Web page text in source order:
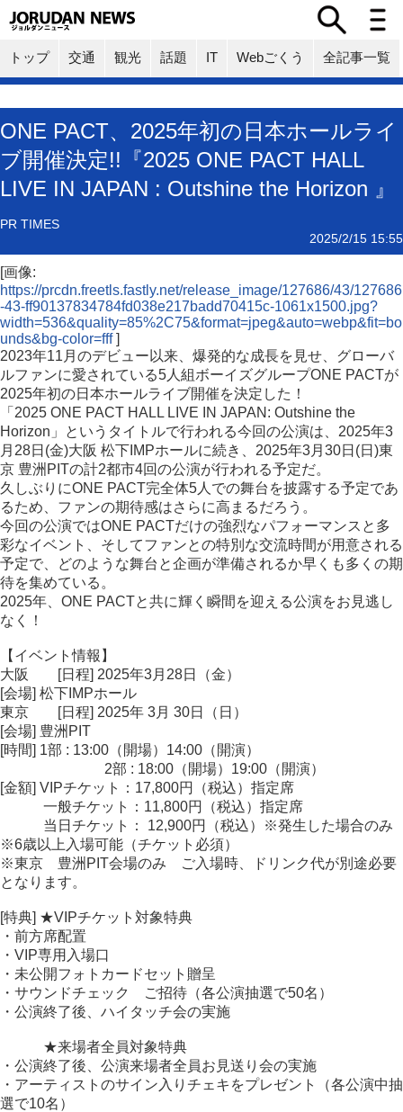
トップ 交通 観光 話題 IT Webごくう 全記事一覧
ONE PACT、2025年初の日本ホールライ
ブ開催決定!!『2025 ONE PACT HALL
LIVE IN JAPAN : Outshine the Horizon 』
PR TIMES
2025/2/15 15:55
[画像:
https://prcdn.freetls.fastly.net/release_image/127686/43/127686
-43-ff90137834784fd038e217badd70415c-1061x1500.jpg?
width=536&quality=85%2C75&format=jpeg&auto=webp&fit=bo
unds&bg-color=fff]
2023年11月のデビュー以来、爆発的な成長を見せ、グローバ
ルファンに愛されている5人組ボーイズグループONE PACTが
2025年初の日本ホールライブ開催を決定した！
「2025 ONE PACT HALL LIVE IN JAPAN: Outshine the
Horizon」というタイトルで行われる今回の公演は、2025年3
月28日(金)大阪 松下IMPホールに続き、2025年3月30日(日)東
京 豊洲PITの計2都市4回の公演が行われる予定だ。
久しぶりにONE PACT完全体5人での舞台を披露する予定であ
るため、ファンの期待感はさらに高まるだろう。
今回の公演ではONE PACTだけの強烈なパフォーマンスと多
彩なイベント、そしてファンとの特別な交流時間が用意される
予定で、どのような舞台と企画が準備されるか早くも多くの期
待を集めている。
2025年、ONE PACTと共に輝く瞬間を迎える公演をお見逃し
なく！
【イベント情報】
大阪 [日程] 2025年3月28日（金）
[会場] 松下IMPホール
東京 [日程] 2025年 3月 30日（日）
[会場] 豊洲PIT
[時間] 1部 : 13:00（開場）14:00（開演）
2部 : 18:00（開場）19:00（開演）
[金額] VIPチケット：17,800円（税込）指定席
一般チケット：11,800円（税込）指定席
当日チケット： 12,900円（税込）※発生した場合のみ
※6歳以上入場可能（チケット必須）
※東京 豊洲PIT会場のみ ご入場時、ドリンク代が別途必要
となります。
[特典] ★VIPチケット対象特典
・前方席配置
・VIP専用入場口
・未公開フォトカードセット贈呈
・サウンドチェック ご招待（各公演抽選で50名）
・公演終了後、ハイタッチ会の実施
★来場者全員対象特典
・公演終了後、公演来場者全員お見送り会の実施
・アーティストのサイン入りチェキをプレゼント（各公演中抽
選で10名）